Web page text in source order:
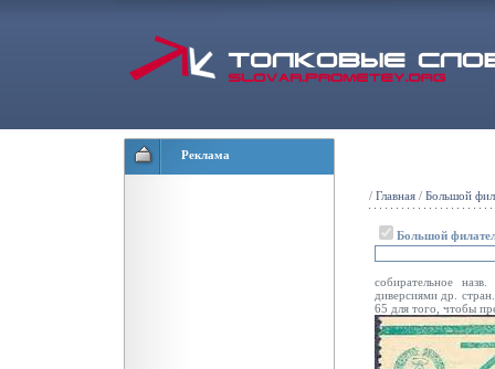
Реклама
/ Главная / Большой
Большой
собирательное
диверсиями др.
65 для того, чтобы